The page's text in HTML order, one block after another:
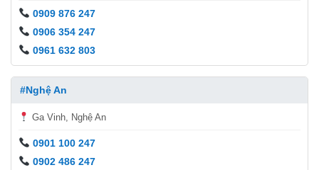
0909 876 247
0906 354 247
0961 632 803
#Nghệ An
Ga Vinh, Nghệ An
0901 100 247
0902 486 247